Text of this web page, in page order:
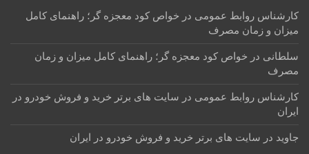
کارشناس روابط عمومی در خواص کود معجزه گر؛ راهنمای کامل
میزان و زمان مصرف
سلطانی در خواص کود معجزه گر؛ راهنمای کامل میزان و زمان
مصرف
کارشناس روابط عمومی در سایت های برتر خرید و فروش خودرو در
ایران
جاویددر سایت های برتر خرید و فروش خودرو در ایران